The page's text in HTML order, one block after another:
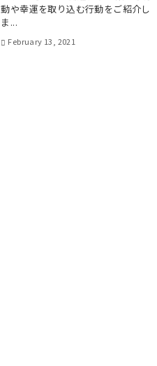
動や幸運を取り込む行動をご紹介し
ま...
February 13, 2021